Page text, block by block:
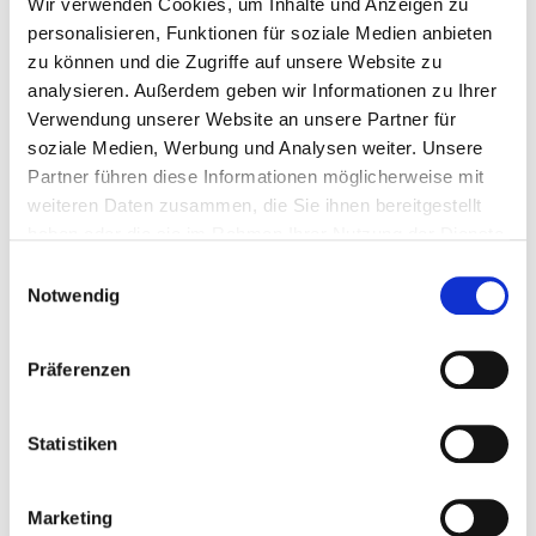
Wir verwenden Cookies, um Inhalte und Anzeigen zu
personalisieren, Funktionen für soziale Medien anbieten
zu können und die Zugriffe auf unsere Website zu
analysieren. Außerdem geben wir Informationen zu Ihrer
Verwendung unserer Website an unsere Partner für
soziale Medien, Werbung und Analysen weiter. Unsere
Partner führen diese Informationen möglicherweise mit
weiteren Daten zusammen, die Sie ihnen bereitgestellt
Notwendig
Präferenzen
Statistiken
Marketing
Stellen Sie Ihre Reise zusammen
P.P. AB
€ 1357 p.P.